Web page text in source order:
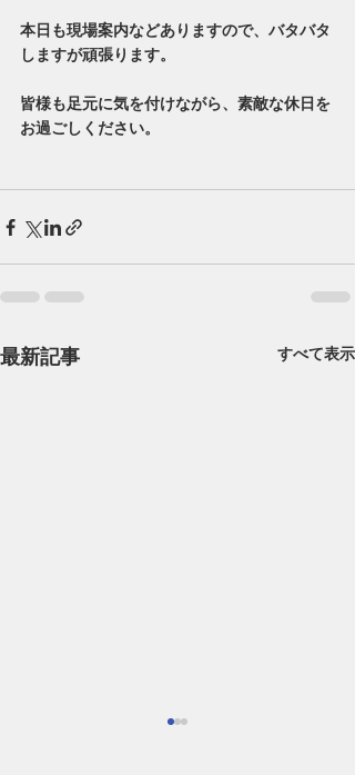
本日も現場案内などありますので、バタバタ
しますが頑張ります。
皆様も足元に気を付けながら、素敵な休日を
お過ごしください。
最新記事 すべて表示